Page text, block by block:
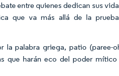
entre quienes dedican sus
que va más allá de la
la palabra griega, patio
que harán eco del poder